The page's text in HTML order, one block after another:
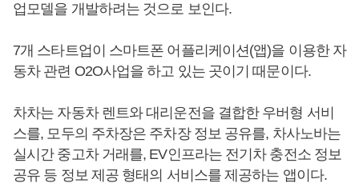
업모델을 개발하려는 것으로 보인다.
7개 스타트업이 스마트폰 어플리케이션(앱)을 이용한 자
동차 관련 O2O사업을 하고 있는 곳이기 때문이다.
차차는 자동차 렌트와 대리운전을 결합한 우버형 서비
스를, 모두의 주차장은 주차장 정보 공유를, 차사노바는
실시간 중고차 거래를, EV인프라는 전기차 충전소 정보
공유 등 정보 제공 형태의 서비스를 제공하는 앱이다.